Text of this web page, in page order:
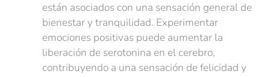
están asociados con una sensación general de
bienestar y tranquilidad. Experimentar
emociones positivas puede aumentar la
liberación de serotonina en el cerebro,
contribuyendo a una sensación de felicidad y